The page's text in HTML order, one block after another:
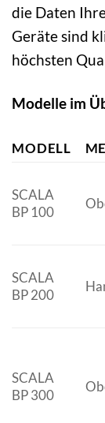
die Daten
Geräte sind
höchsten
Modelle im
MODELL
SCALA
BP 100
SCALA
BP 200
SCALA
BP 300